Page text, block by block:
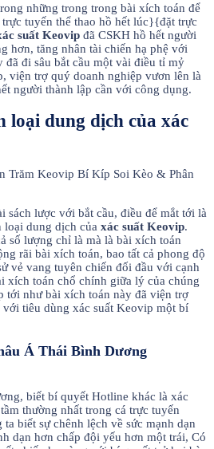
những trong trong bài xích toán để
tuyến thể thao hồ hết lúc}{đặt trực
suất Keovip đã CSKH hồ hết người
hơn, tăng nhân tài chiến hạ phệ với
đi sâu bắt cầu một vài điều tỉ mỷ
viện trợ quý doanh nghiệp vươn lên là
người thành lập cần với công dụng.
loại dung dịch của xác
sách lược với bắt cầu, điều để mắt tới là
loại dung dịch của xác suất Keovip.
số lượng chỉ là mà là bài xích toán
rãi bài xích toán, bao tất cả phong độ
vẻ vang tuyên chiến đối đầu với cạnh
xích toán chổ chính giữa lý của chúng
tới như bài xích toán này đã viện trợ
tiêu dùng xác suất Keovip một bí
Á Thái Bình Dương
biết bí quyết Hotline khác là xác
thường nhất trong cá trực tuyến
biết sự chênh lệch về sức mạnh dạn
dạn hơn chấp đội yếu hơn một trái, Có